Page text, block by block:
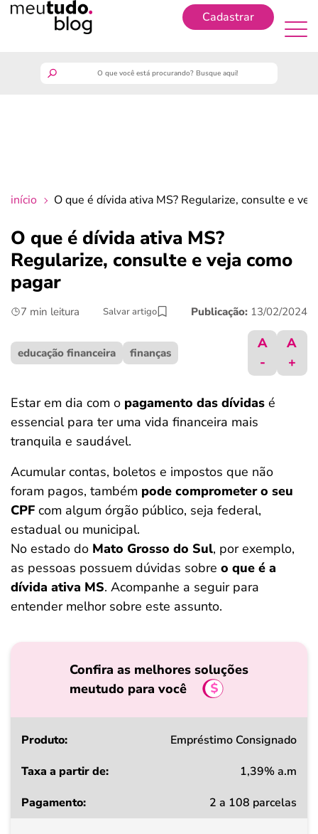
Cadastrar
crédito fácil
últimas notícias
início O que é dívida ativa MS? Regularize, consulte e
O que é dívida ativa MS?
Regularize, consulte e veja como
pagar
7 min leitura Salvar artigo Publicação: 13/02/2024
educação financeira finanças
A
-
A
+
Estar em dia com o pagamento das dívidas é
essencial para ter uma vida financeira mais
tranquila e saudável.
Acumular contas, boletos e impostos que não
foram pagos, também pode comprometer o seu
CPF com algum órgão público, seja federal,
estadual ou municipal.
No estado do Mato Grosso do Sul, por exemplo,
as pessoas possuem dúvidas sobre o que é a
dívida ativa MS. Acompanhe a seguir para
entender melhor sobre este assunto.
Confira as melhores soluções
meutudo para você
Produto
a
Empréstimo Consignado
1,39% a.m
2 a 108 parcelas